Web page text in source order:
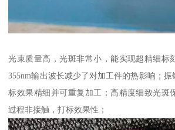
光束质量高，光斑非常小，能实现超精细标
355nm输出波长减少了对加工件的热影响；
标效果精细并可重复加工；高精度细致光斑
过程非接触，打标效果性；